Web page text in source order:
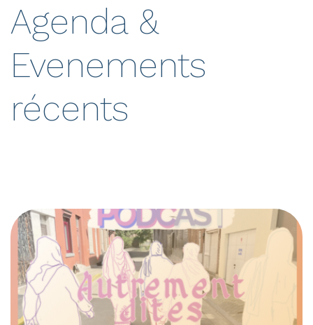
Agenda &
Evenements
récents